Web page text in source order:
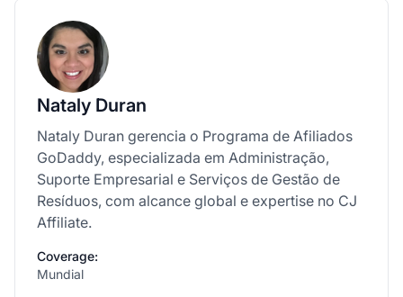
Nataly Duran
Nataly Duran gerencia o Programa de Afiliados
GoDaddy, especializada em Administração,
Suporte Empresarial e Serviços de Gestão de
Resíduos, com alcance global e expertise no CJ
Affiliate.
Coverage:
Mundial